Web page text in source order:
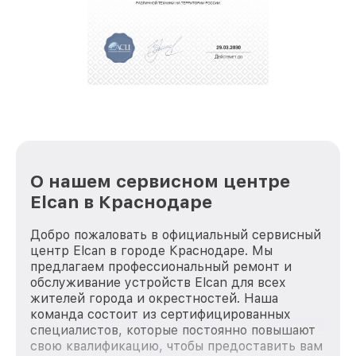
полной сохранности и бесплатно.
положительные отзывы и обрели отличную
репутацию. Мы постоянно совершенствуемся и
О нашем сервисном центре
Elcan в Краснодаре
Добро пожаловать в официальный сервисный
центр Elcan в городе Краснодаре. Мы
предлагаем профессиональный ремонт и
обслуживание устройств Elcan для всех
жителей города и окрестностей. Наша
команда состоит из сертифицированных
специалистов, которые постоянно повышают
свою квалификацию, чтобы предоставить вам